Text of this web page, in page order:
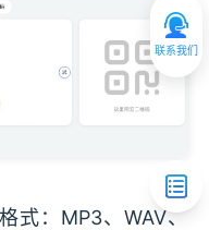
联系我们
式：MP3、WAV、